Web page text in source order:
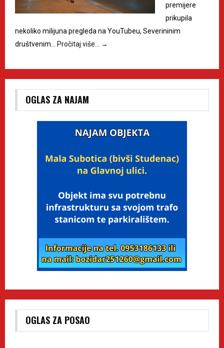
premijere
prikupila
nekoliko milijuna pregleda na YouTubeu, Severininim
društvenim… Pročitaj više… →
OGLAS ZA NAJAM
OGLAS ZA POSAO